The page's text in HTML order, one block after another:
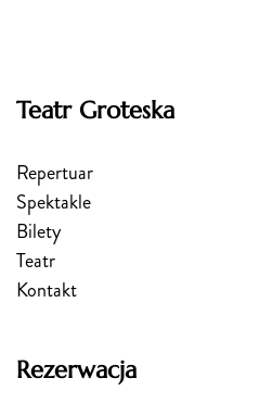
Teatr Groteska
Repertuar
Spektakle
Bilety
Teatr
Kontakt
Rezerwacja